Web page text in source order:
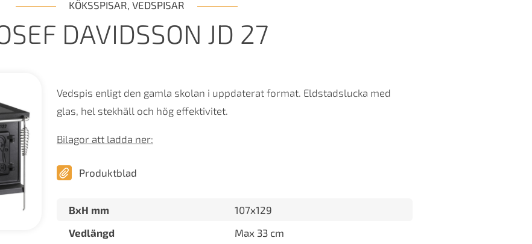
KÖKSSPISAR, VEDSPISAR
DAVIDSSON JD 27
Vedspis enligt den gamla skolan i uppdaterat format. Eldstadslucka med
glas, hel stekhäll och hög effektivitet.
Bilagor att ladda ner:
Produktblad
BxH mm
107x129
Vedlängd
Max 33 cm